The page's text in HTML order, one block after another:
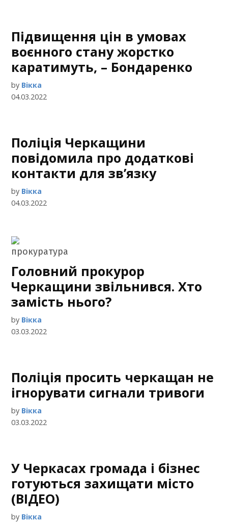
Підвищення цін в умовах
воєнного стану жорстко
каратимуть, – Бондаренко
by Вікка
04.03.2022
Поліція Черкащини
повідомила про додаткові
контакти для зв’язку
by Вікка
04.03.2022
Головний прокурор
Черкащини звільнився. Хто
замість нього?
by Вікка
03.03.2022
Поліція просить черкащан не
ігнорувати сигнали тривоги
by Вікка
03.03.2022
У Черкасах громада і бізнес
готуються захищати місто
(ВІДЕО)
by Вікка